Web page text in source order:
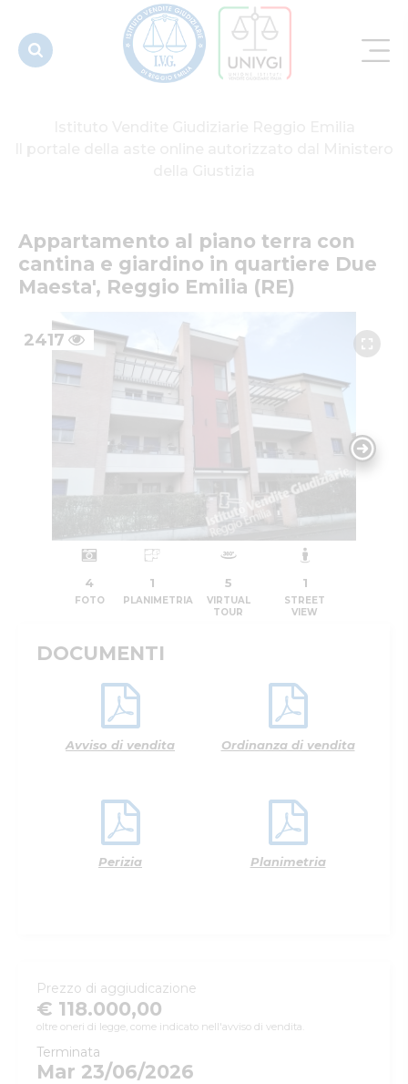
Due
Maesta',...
Appartamento al piano terra con
cantina e giardino in quartiere Due
Maesta', Reggio Emilia (RE)
2417
4
FOTO
1
PLANIMETRIA
5
VIRTUAL
TOUR
1
STREET
VIEW
DOCUMENTI
Avviso di vendita Ordinanza di vendita
Perizia Planimetria
Prezzo di aggiudicazione
€ 118.000,00
oltre oneri di legge, come indicato nell'avviso di vendita.
Terminata
Mar 23/06/2026